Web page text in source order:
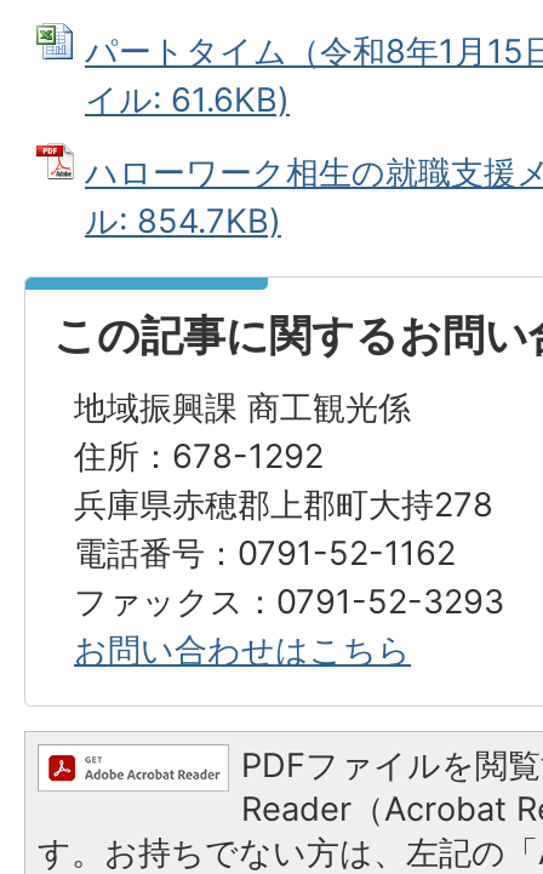
パートタイム（令和8年1月15
イル: 61.6KB)
ハローワーク相生の就職支援
ル: 854.7KB)
この記事に関するお問い
地域振興課 商工観光係
住所：678-1292
兵庫県赤穂郡上郡町大持278
電話番号：0791-52-1162
ファックス：0791-52-3293
お問い合わせはこちら
PDFファイルを閲
Reader（Acrobat
す。お持ちでない方は、左記の